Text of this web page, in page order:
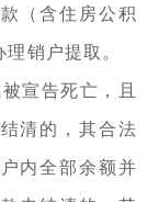
（含住房公积
销户提取。
宣告死亡，且
清的，其合法
内全部余额并